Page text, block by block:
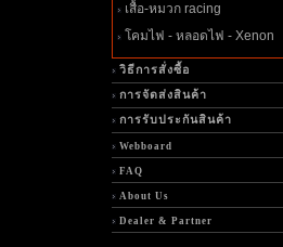
เสื้อ-หมวก racing
คมไฟ - หลอดไฟ - Xenon
วิธีการสั่งซื้อ
การจัดส่งสินค้า
การรับประกันสินค้า
Webboard
FAQ
About Us
Dealer & Partner